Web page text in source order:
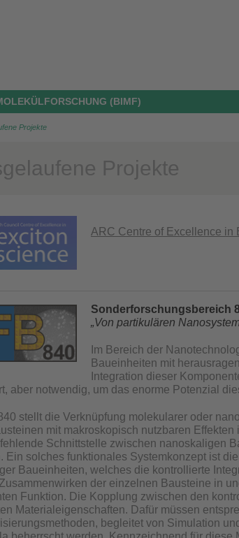
(BIMF)
Projekte
Projekte
ARC Centre of Excellence in
Sonderforschungsbereich
„Von partikulären
Im Bereich der
Baueinheiten mit
Integration dieser
aber notwendig, um das enorme Potenzial
stellt die Verknüpfung molekularer oder
mit makroskopisch nutzbaren
Schnittstelle zwischen nanoskaligen
Ein solches funktionales Systemkonzept ist
Baueinheiten, welches die kontrollierte
der einzelnen Bausteine in
Funktion. Die Kopplung zwischen den
Materialeigenschaften. Dafür müssen
begleitet von Simulation